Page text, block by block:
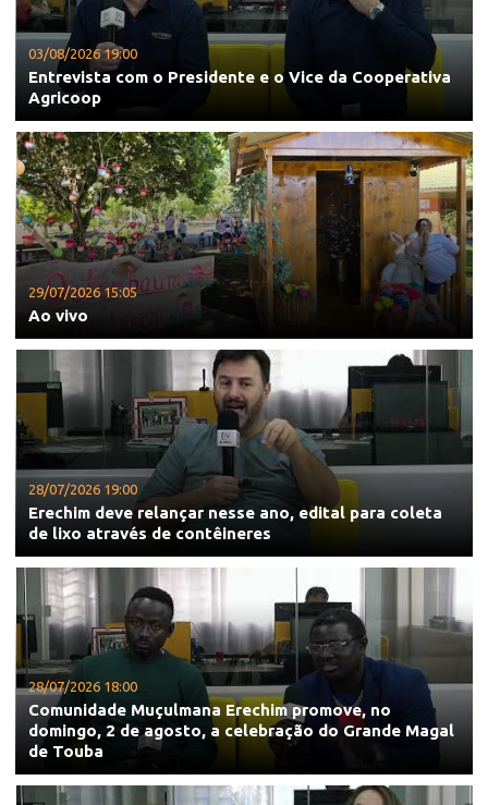
03/08/2026 19:00
Entrevista com o Presidente e o Vice da Cooperativa
Agricoop
29/07/2026 15:05
Ao vivo
28/07/2026 19:00
Erechim deve relançar nesse ano, edital para coleta
de lixo através de contêineres
28/07/2026 18:00
Comunidade Muçulmana Erechim promove, no
domingo, 2 de agosto, a celebração do Grande Magal
de Touba